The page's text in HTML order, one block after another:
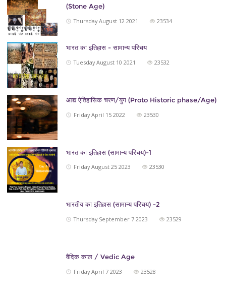
(Stone Age)
Thursday August 12 2021
23534
भारत का इतिहास - सामान्य परिचय
Tuesday August 10 2021
23532
आद्य ऐतिहासिक चरण/युग (Proto Historic phase/Age)
Friday April 15 2022
23530
भारत का इतिहास (सामान्य परिचय)-1
Friday August 25 2023
23530
भारतीय का इतिहास (सामान्य परिचय) -2
Thursday September 7 2023
23529
वैदिक काल / Vedic Age
Friday April 7 2023
23528